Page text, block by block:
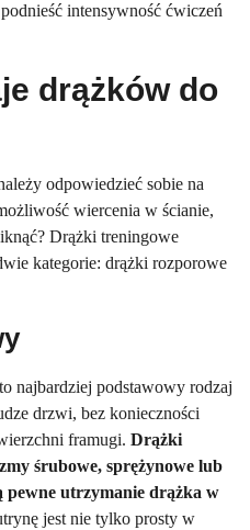
intensywność ćwiczeń
drążków do
odpowiedzieć sobie na
wiercenia w ścianie,
Drążki treningowe
kategorie: drążki rozporowe
najbardziej podstawowy rodzaj
drzwi, bez konieczności
framugi. Drążki
śrubowe, sprężynowe lub
utrzymanie drążka w
jest nie tylko prosty w